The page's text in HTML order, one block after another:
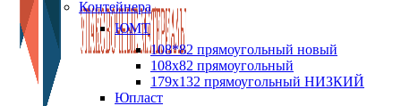
Контейнера
ЮМТ
108*82 прямоугольный новый
108х82 прямоугольный
179х132 прямоугольный НИЗКИЙ
Юпласт